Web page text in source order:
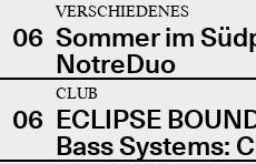
06
VERSCHIEDENES
Sommer im
NotreDuo
06
CLUB
ECLIPSE
Bass Systems: